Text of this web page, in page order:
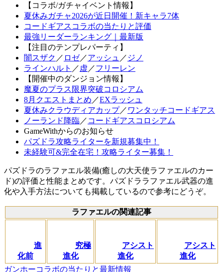
【コラボ/ガチャイベント情報】
夏休みガチャ2026が近日開催！新キャラ7体
コードギアスコラボの当たりと評価
最強リーダーランキング｜最新版
【注目のテンプレパーティ】
闇スザク ／ ロゼ／アッシュ ／ ジノ
ラインハルト ／ 虚 ／フリーレン
【開催中のダンジョン情報】
魔夏のプラス限界突破コロシアム
8月クエストまとめ ／EXラッシュ
夏休みクラウディアカップ／ ワンタッチコードギアス
ノーランド降臨／ コードギアスコロシアム
GameWithからのお知らせ
パズドラ攻略ライターを新規募集中！
未経験可&完全在宅！攻略ライター募集！
パズドラのラファエル装備(癒しの大天使ラファエルのカー
ド)の評価と性能まとめです。パズドララファエル武器の進
化や入手方法についても掲載しているので参考にどうぞ。
ラファエルの関連記事
進
化前
究極
進化
アシスト
進化
アシスト
進化
ガンホーコラボの当たりと最新情報